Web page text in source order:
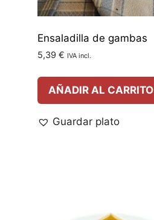
Ensaladilla de gambas
5,39 € IVA incl.
AÑADIR AL CARRITO
Guardar plato